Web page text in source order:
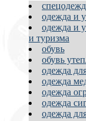
одежда и
одежда и
и туризма
обувь
обувь
одежда
одежда
одежда
одежда
одежда